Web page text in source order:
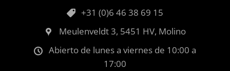
+31 (0)6 46 38 69 15
Meulenveldt 3, 5451 HV, Molino
Abierto de lunes a viernes de 10:00 a
17:00